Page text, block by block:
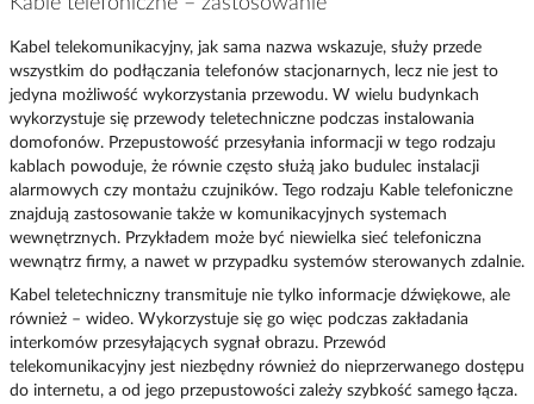
Kabel telekomunikacyjny, jak sama nazwa wskazuje, służy przede
wszystkim do podłączania telefonów stacjonarnych, lecz nie jest to
jedyna możliwość wykorzystania przewodu. W wielu budynkach
wykorzystuje się przewody teletechniczne podczas instalowania
domofonów. Przepustowość przesyłania informacji w tego rodzaju
kablach powoduje, że równie często służą jako budulec instalacji
alarmowych czy montażu czujników. Tego rodzaju Kable telefoniczne
znajdują zastosowanie także w komunikacyjnych systemach
wewnętrznych. Przykładem może być niewielka sieć telefoniczna
wewnątrz firmy, a nawet w przypadku systemów sterowanych zdalnie.
Kabel teletechniczny transmituje nie tylko informacje dźwiękowe, ale
również – wideo. Wykorzystuje się go więc podczas zakładania
interkomów przesyłających sygnał obrazu. Przewód
telekomunikacyjny jest niezbędny również do nieprzerwanego dostępu
do internetu, a od jego przepustowości zależy szybkość samego łącza.